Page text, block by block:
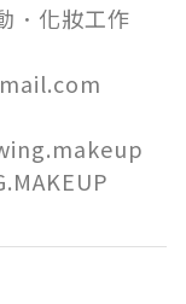
．化妝工作